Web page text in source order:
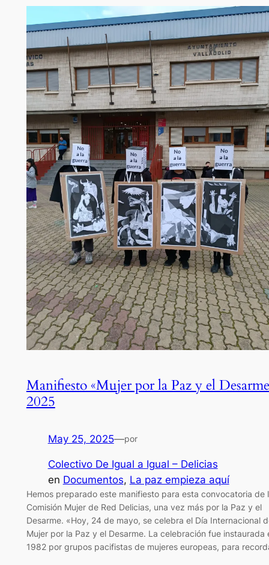
Manifiesto «Mujer por la Paz y el
2025
May 25, 2025—por
Colectivo De Igual a Igual – Delicias
en Documentos, La paz empieza aquí
Hemos preparado este manifiesto para esta convocatoria de
Comisión Mujer de Red Delicias, una vez más por la Paz y el
Desarme. «Hoy, 24 de mayo, se celebra el Día Internacional
Mujer por la Paz y el Desarme. La celebración fue instaurada
1982 por grupos pacifistas de mujeres europeas, para